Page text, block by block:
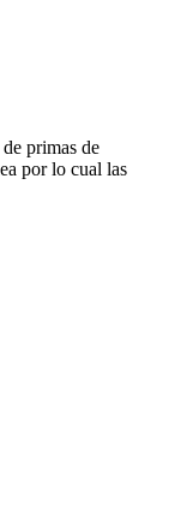
primas de
por lo cual las